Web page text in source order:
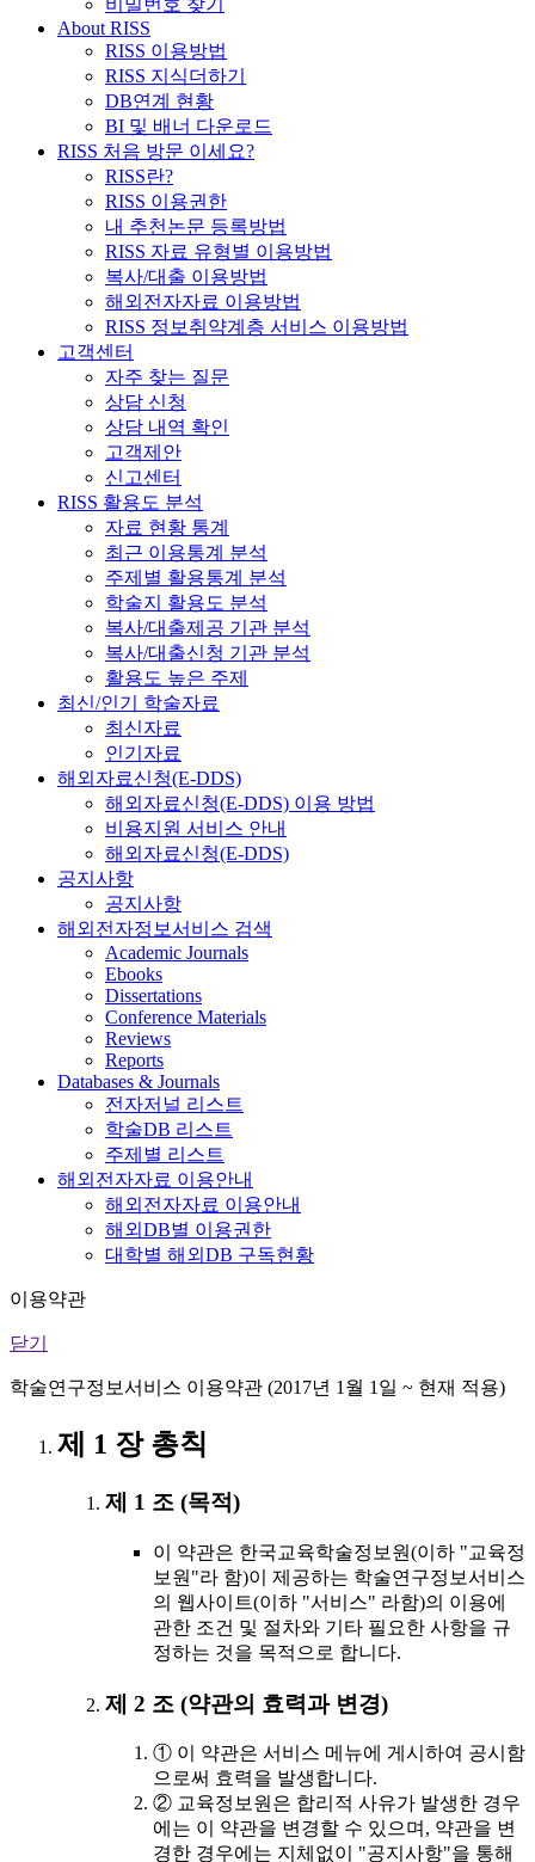
비밀번호 찾기
About RISS
RISS 이용방법
RISS 지식더하기
DB연계 현황
BI 및 배너 다운로드
RISS 처음 방문 이세요?
RISS란?
RISS 이용권한
내 추천논문 등록방법
RISS 자료 유형별 이용방법
복사/대출 이용방법
해외전자자료 이용방법
RISS 정보취약계층 서비스 이용방법
고객센터
자주 찾는 질문
상담 신청
상담 내역 확인
고객제안
신고센터
RISS 활용도 분석
자료 현황 통계
최근 이용통계 분석
주제별 활용통계 분석
학술지 활용도 분석
복사/대출제공 기관 분석
복사/대출신청 기관 분석
활용도 높은 주제
최신/인기 학술자료
최신자료
인기자료
해외자료신청(E-DDS)
해외자료신청(E-DDS) 이용 방법
비용지원 서비스 안내
해외자료신청(E-DDS)
공지사항
공지사항
해외전자정보서비스 검색
Academic Journals
Ebooks
Dissertations
Conference Materials
Reviews
Reports
Databases & Journals
전자저널 리스트
학술DB 리스트
주제별 리스트
해외전자자료 이용안내
해외전자자료 이용안내
해외DB별 이용권한
대학별 해외DB 구독현황
이용약관
닫기
학술연구정보서비스 이용약관 (2017년 1월 1일 ~ 현재 적용)
제 1 장 총칙
제 1 조 (목적)
이 약관은 한국교육학술정보원(이하 "교육정
보원"라 함)이 제공하는 학술연구정보서비스
의 웹사이트(이하 "서비스" 라함)의 이용에
관한 조건 및 절차와 기타 필요한 사항을 규
정하는 것을 목적으로 합니다.
제 2 조 (약관의 효력과 변경)
① 이 약관은 서비스 메뉴에 게시하여 공시함
으로써 효력을 발생합니다.
② 교육정보원은 합리적 사유가 발생한 경우
에는 이 약관을 변경할 수 있으며, 약관을 변
경한 경우에는 지체없이 "공지사항"을 통해